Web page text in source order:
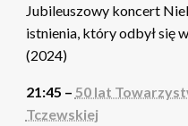
Jubileuszowy koncert
istnienia, który odbył się
(2024)
21:45 – 50 lat
Tczewskiej